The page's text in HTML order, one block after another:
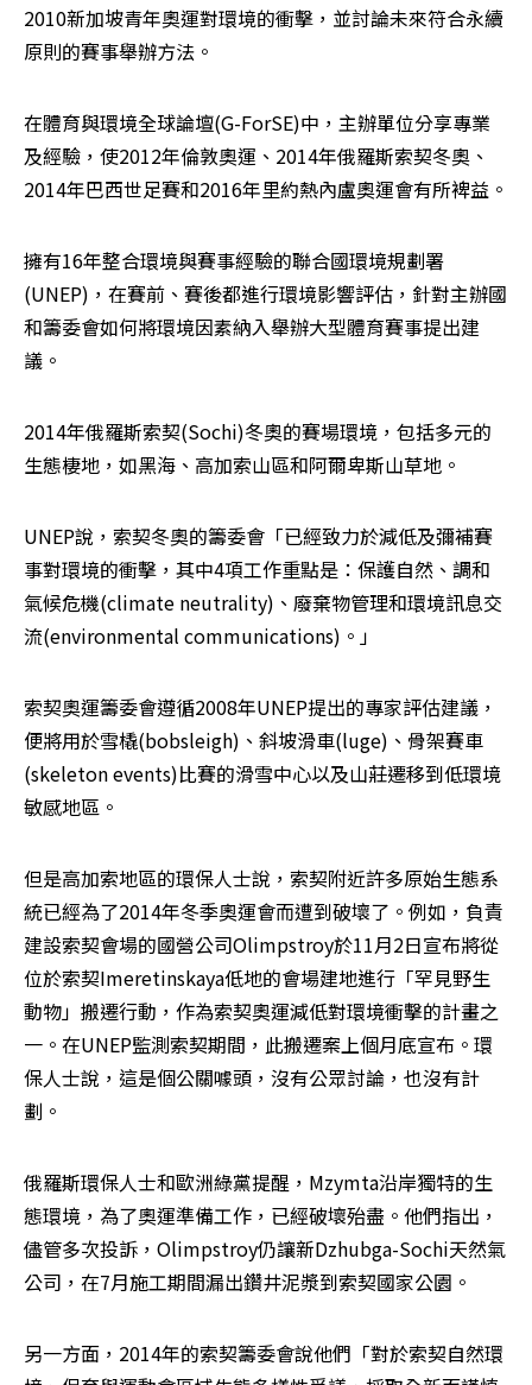
2010新加坡青年奧運對環境的衝擊，並討論未來符合永續
原則的賽事舉辦方法。
在體育與環境全球論壇(G-ForSE)中，主辦單位分享專業
及經驗，使2012年倫敦奧運、2014年俄羅斯索契冬奧、
2014年巴西世足賽和2016年里約熱內盧奧運會有所裨益。
擁有16年整合環境與賽事經驗的聯合國環境規劃署
(UNEP)，在賽前、賽後都進行環境影響評估，針對主辦國
和籌委會如何將環境因素納入舉辦大型體育賽事提出建
議。
2014年俄羅斯索契(Sochi)冬奧的賽場環境，包括多元的
生態棲地，如黑海、高加索山區和阿爾卑斯山草地。
UNEP說，索契冬奧的籌委會「已經致力於減低及彌補賽
事對環境的衝擊，其中4項工作重點是：保護自然、調和
氣候危機(climate neutrality)、廢棄物管理和環境訊息交
流(environmental communications)。」
索契奧運籌委會遵循2008年UNEP提出的專家評估建議，
便將用於雪橇(bobsleigh)、斜坡滑車(luge)、骨架賽車
(skeleton events)比賽的滑雪中心以及山莊遷移到低環境
敏感地區。
但是高加索地區的環保人士說，索契附近許多原始生態系
統已經為了2014年冬季奧運會而遭到破壞了。例如，負責
建設索契會場的國營公司Olimpstroy於11月2日宣布將從
位於索契Imeretinskaya低地的會場建地進行「罕見野生
動物」搬遷行動，作為索契奧運減低對環境衝擊的計畫之
一。在UNEP監測索契期間，此搬遷案上個月底宣布。環
保人士說，這是個公關噱頭，沒有公眾討論，也沒有計
劃。
俄羅斯環保人士和歐洲綠黨提醒，Mzymta沿岸獨特的生
態環境，為了奧運準備工作，已經破壞殆盡。他們指出，
儘管多次投訴，Olimpstroy仍讓新Dzhubga-Sochi天然氣
公司，在7月施工期間漏出鑽井泥漿到索契國家公園。
另一方面，2014年的索契籌委會說他們「對於索契自然環